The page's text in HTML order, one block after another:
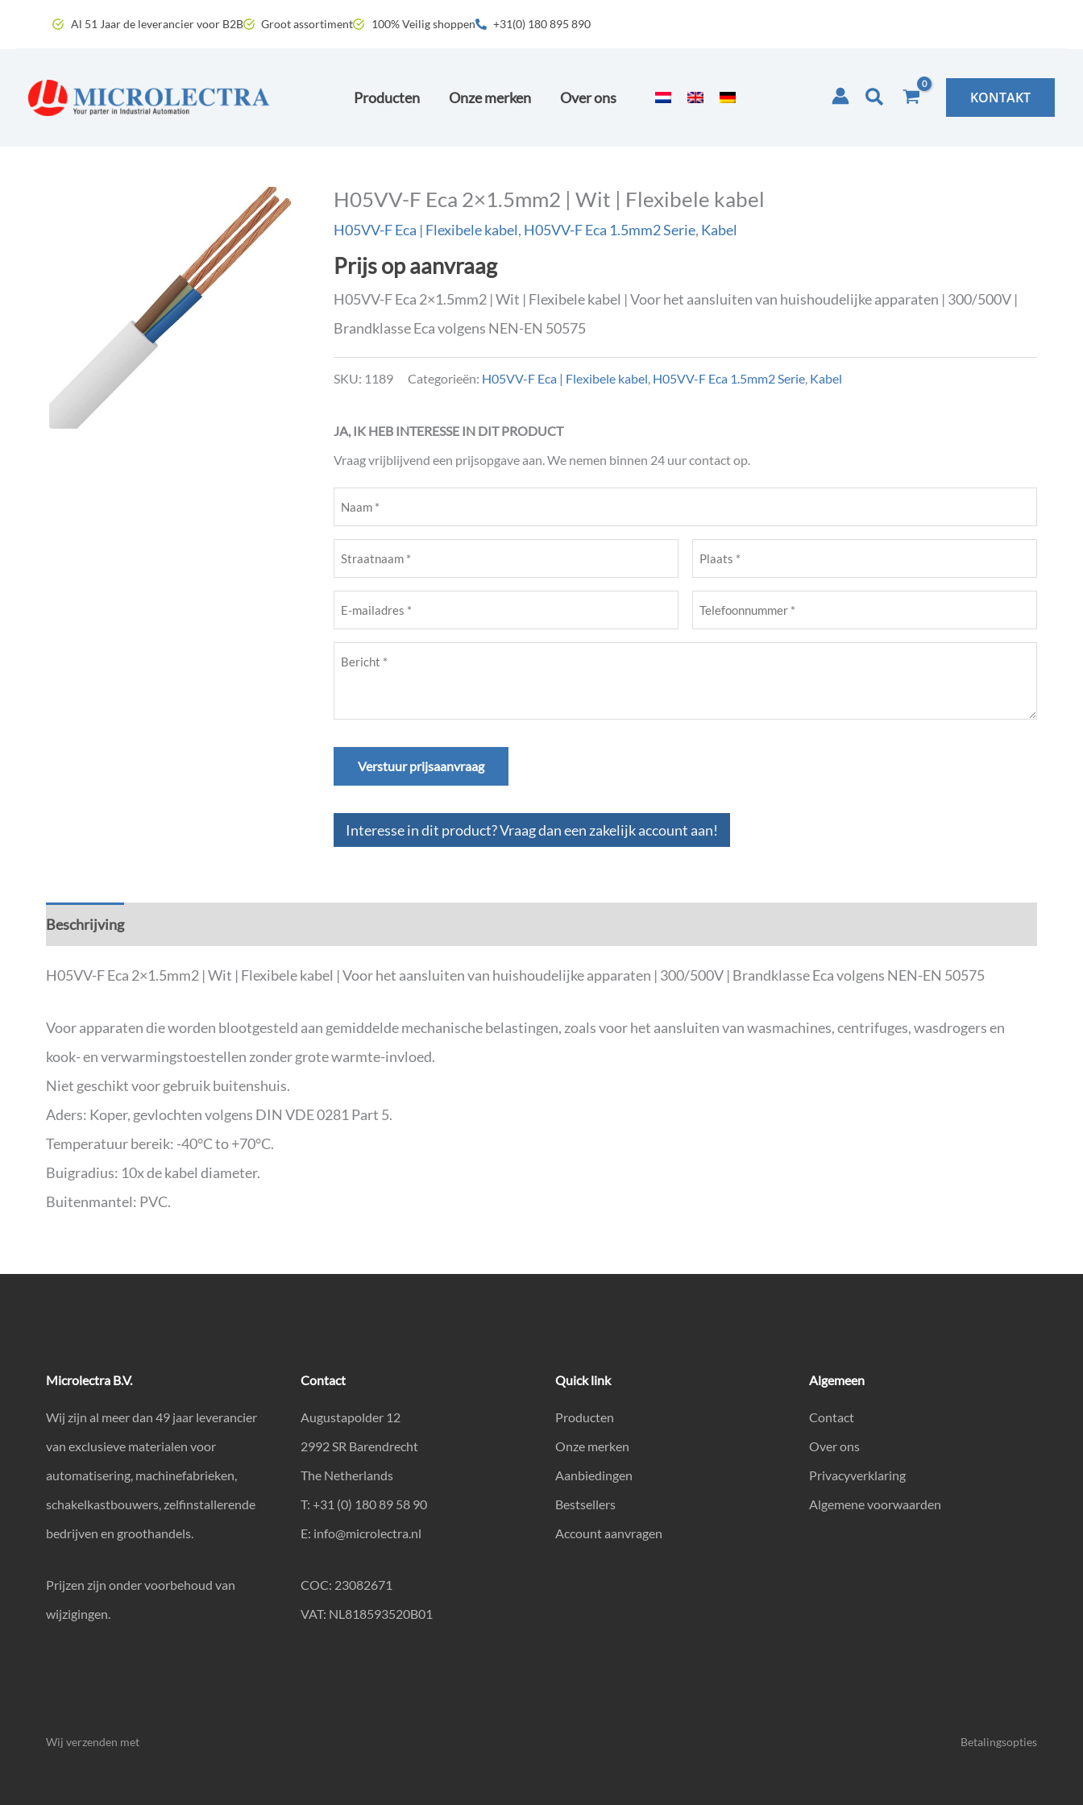
inhoud
Al 51 Jaar de leverancier voor B2B Groot assortiment 100% Veilig shoppen +31(0) 180 895 890
Producten Onze merken Over ons Zoeken KONTAKT
H05VV-F Eca 2×1.5mm2 | Wit | Flexibele kabel
H05VV-F Eca | Flexibele kabel, H05VV-F Eca 1.5mm2 Serie, Kabel
Prijs op aanvraag
H05VV-F Eca 2×1.5mm2 | Wit | Flexibele kabel | Voor het aansluiten van huishoudelijke apparaten | 300/500V |
Brandklasse Eca volgens NEN-EN 50575
SKU: 1189 Categorieën: H05VV-F Eca | Flexibele kabel, H05VV-F Eca 1.5mm2 Serie, Kabel
JA, IK HEB INTERESSE IN DIT PRODUCT
Vraag vrijblijvend een prijsopgave aan. We nemen binnen 24 uur contact op.
Naam
Straatnaam Plaats
E-
mailadres
(Vereist)
Telefoonnummer
Bericht
Verstuur prijsaanvraag
Interesse in dit product? Vraag dan een zakelijk account aan!
Beschrijving
H05VV-F Eca 2×1.5mm2 | Wit | Flexibele kabel | Voor het aansluiten van huishoudelijke apparaten | 300/500V | Brandklasse Eca volgens NEN-EN 50575
Voor apparaten die worden blootgesteld aan gemiddelde mechanische belastingen, zoals voor het aansluiten van wasmachines, centrifuges, wasdrogers en
kook- en verwarmingstoestellen zonder grote warmte-invloed.
Niet geschikt voor gebruik buitenshuis.
Aders: Koper, gevlochten volgens DIN VDE 0281 Part 5.
Temperatuur bereik: -40°C to +70°C.
Buigradius: 10x de kabel diameter.
Buitenmantel: PVC.
Microlectra B.V.
Wij zijn al meer dan 49 jaar leverancier
van exclusieve materialen voor
automatisering, machinefabrieken,
schakelkastbouwers, zelfinstallerende
bedrijven en groothandels.
Prijzen zijn onder voorbehoud van
wijzigingen.
Contact
Augustapolder 12
2992 SR Barendrecht
The Netherlands
T: +31 (0) 180 89 58 90
E: info@microlectra.nl
COC: 23082671
VAT: NL818593520B01
Quick link
Producten
Onze merken
Aanbiedingen
Bestsellers
Account aanvragen
Algemeen
Contact
Over ons
Privacyverklaring
Algemene voorwaarden
Wij verzenden met Betalingsopties